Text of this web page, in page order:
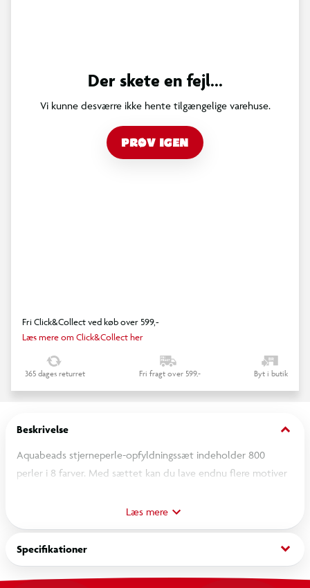
Der skete en fejl...
Vi kunne desværre ikke hente tilgængelige varehuse.
PRØV IGEN
Fri Click&Collect ved køb over 599,-
Læs mere om Click&Collect her
365 dages returret Fri fragt over 599,- Byt i butik
Beskrivelse keyboard_arrow_down
Aquabeads stjerneperle-opfyldningssæt indeholder 800
perler i 8 farver. Med sættet kan du lave endnu flere motiver
magisk vis – lidt ligesom ved strygeperler. Forskel: Perlerne
skal ikke stryges, men kun sprøjtes med vand. Egnet til børn
fra 4 år.
Læs mere
Specifikationer keyboard_arrow_down